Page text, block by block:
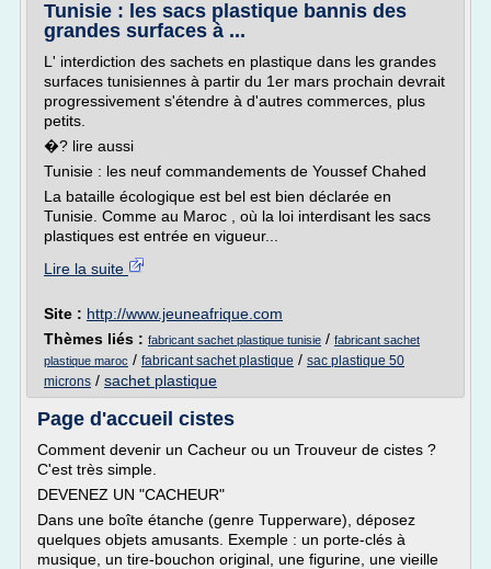
Tunisie : les sacs plastique bannis des
grandes surfaces à ...
L' interdiction des sachets en plastique dans les grandes
surfaces tunisiennes à partir du 1er mars prochain devrait
progressivement s'étendre à d'autres commerces, plus
petits.
�? lire aussi
Tunisie : les neuf commandements de Youssef Chahed
La bataille écologique est bel est bien déclarée en
Tunisie. Comme au Maroc , où la loi interdisant les sacs
plastiques est entrée en vigueur...
Lire la suite
Site : http://www.jeuneafrique.com
Thèmes liés : fabricant sachet plastique tunisie / fabricant sachet
plastique maroc / fabricant sachet plastique / sac plastique 50
microns / sachet plastique
Page d'accueil cistes
Comment devenir un Cacheur ou un Trouveur de cistes ?
C'est très simple.
DEVENEZ UN "CACHEUR"
Dans une boîte étanche (genre Tupperware), déposez
quelques objets amusants. Exemple : un porte-clés à
musique, un tire-bouchon original, une figurine, une vieille